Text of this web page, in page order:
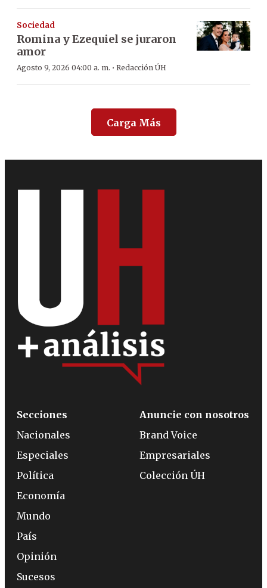
Sociedad
Romina y Ezequiel se juraron
amor
Agosto 9, 2026 04:00 a. m. · Redacción ÚH
Carga Más
Secciones
Nacionales
Especiales
Política
Economía
Mundo
País
Opinión
Sucesos
Anuncie con nosotros
Brand Voice
Empresariales
Colección ÚH